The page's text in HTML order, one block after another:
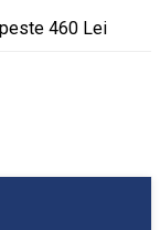
peste 460 Lei